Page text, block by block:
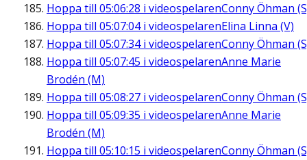
Hoppa till 05:06:28 i videospelarenConny Öhman
Hoppa till 05:07:04i videospelarenElina Linna (V)
Hoppa till 05:07:34i videospelarenConny Öhman
Hoppa till 05:07:45 i videospelarenAnne Marie
Brodén (M)
Hoppa till 05:08:27 i videospelarenConny Öhman
Hoppa till 05:09:35 i videospelarenAnne Marie
Brodén (M)
Hoppa till 05:10:15 i videospelarenConny Öhman